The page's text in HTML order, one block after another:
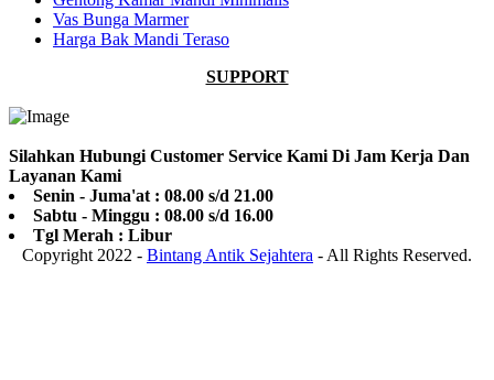
Vas Bunga Marmer
Harga Bak Mandi Teraso
SUPPORT
Silahkan Hubungi Customer Service Kami Di Jam Kerja Dan
Layanan Kami
Senin - Juma'at : 08.00 s/d 21.00
Sabtu - Minggu : 08.00 s/d 16.00
Tgl Merah : Libur
Copyright 2022 - Bintang Antik Sejahtera - All Rights Reserved.